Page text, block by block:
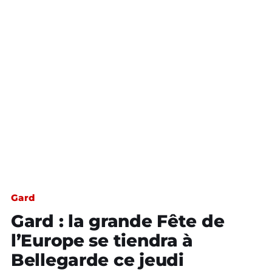
Gard
Gard : la grande Fête de
l’Europe se tiendra à
Bellegarde ce jeudi